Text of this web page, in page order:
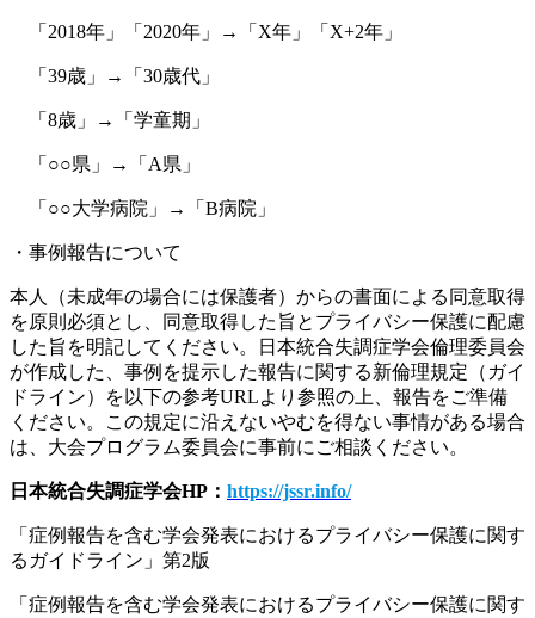
「2018年」「2020年」→「X年」「X+2年」
「39歳」→「30歳代」
「8歳」→「学童期」
「○○県」→「A県」
「○○大学病院」→「B病院」
・事例報告について
本人（未成年の場合には保護者）からの書面による同意取得
を原則必須とし、同意取得した旨とプライバシー保護に配慮
した旨を明記してください。日本統合失調症学会倫理委員会
が作成した、事例を提示した報告に関する新倫理規定（ガイ
ドライン）を以下の参考URLより参照の上、報告をご準備
ください。この規定に沿えないやむを得ない事情がある場合
は、大会プログラム委員会に事前にご相談ください。
日本統合失調症学会HP： https://jssr.info/
「症例報告を含む学会発表におけるプライバシー保護に関す
るガイドライン」第2版
「症例報告を含む学会発表におけるプライバシー保護に関す